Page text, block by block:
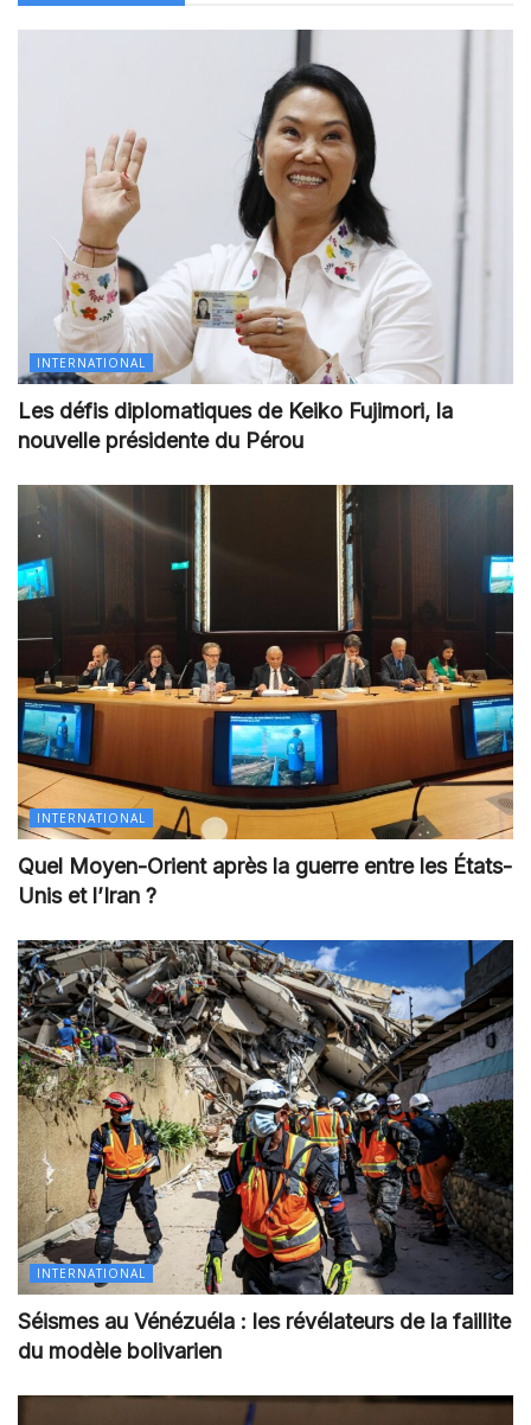
INTERNATIONAL
Les défis diplomatiques de Keiko Fujimori, la
nouvelle présidente du Pérou
INTERNATIONAL
Quel Moyen-Orient après la guerre entre les États-
Unis et l’Iran ?
INTERNATIONAL
Séismes au Vénézuéla : les révélateurs de la faillite
du modèle bolivarien